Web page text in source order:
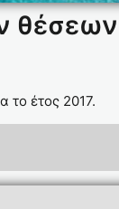
θέσεων
το έτος 2017.